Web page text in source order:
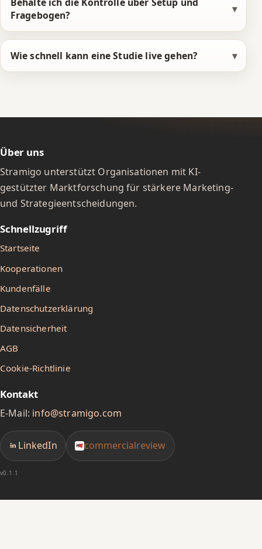
6
7
8
0
1
2
3
4
5
6
7
8
9
6
7
8
0
1
2
3
4
5
6
7
8
9
9
0
1
3
4
5
6
7
8
9
0
1
2
3
5
6
7
9
Fragebogen?
Wie schnell kann eine Studie live gehen?
Über uns
Stramigo unterstützt Organisationen mit KI-
gestützter Marktforschung für stärkere Marketing-
und Strategieentscheidungen.
Schnellzugriff
Startseite
Kooperationen
Kundenfälle
Datenschutzerklärung
Datensicherheit
AGB
Cookie-Richtlinie
Kontakt
E-Mail: info@stramigo.com
LinkedIn commercialreview
v0.1.1